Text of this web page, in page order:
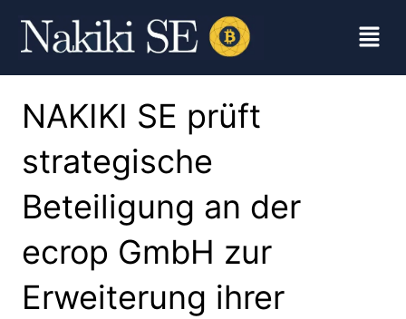
NAKIKI SE prüft
strategische
Beteiligung an der
ecrop GmbH zur
Erweiterung ihrer